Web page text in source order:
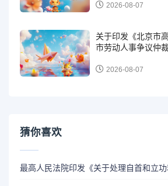
2026-08-07
关于印发《北京市
市劳动人事争议仲
法发〔2024〕534号
2026-08-07
猜你喜欢